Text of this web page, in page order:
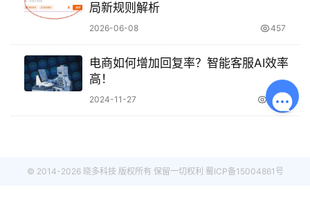
局新规则解析
2026-06-08 457
电商如何增加回复率？智能客服AI效率
高！
2024-11-27 2.0K
© 2014-2026 晓多科技 版权所有 保留一切权利 蜀ICP备15004861号